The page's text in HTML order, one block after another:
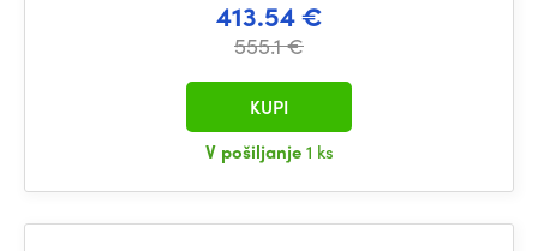
413.54 €
555.1 €
V pošiljanje1 ks
KUPI